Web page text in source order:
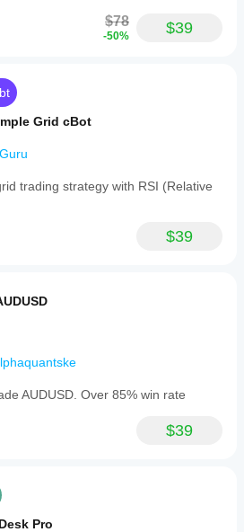
$78
-50% $39
Grid cBot
trading strategy with RSI (Relative
$39
AUDUSD. Over 85% win rate
$39
Pro